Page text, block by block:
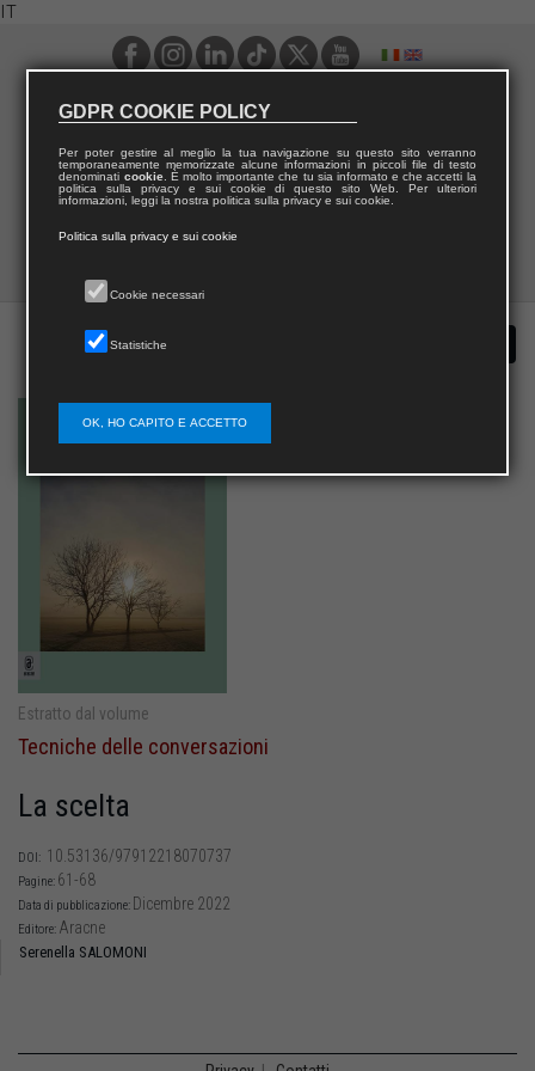
IT
Estratto dal volume
Tecniche delle conversazioni
La scelta
DOI: 10.53136/97912218070737
Pagine: 61-68
Data di pubblicazione: Dicembre 2022
Editore: Aracne
Serenella SALOMONI
GDPR COOKIE POLICY
Per poter gestire al meglio la tua navigazione su questo sito verranno
temporaneamente memorizzate alcune informazioni in piccoli file di testo
denominati cookie. È molto importante che tu sia informato e che accetti la
politica sulla privacy e sui cookie di questo sito Web. Per ulteriori
informazioni, leggi la nostra politica sulla privacy e sui cookie.
Politica sulla privacy e sui cookie
Cookie necessari
Statistiche
OK, HO CAPITO E ACCETTO